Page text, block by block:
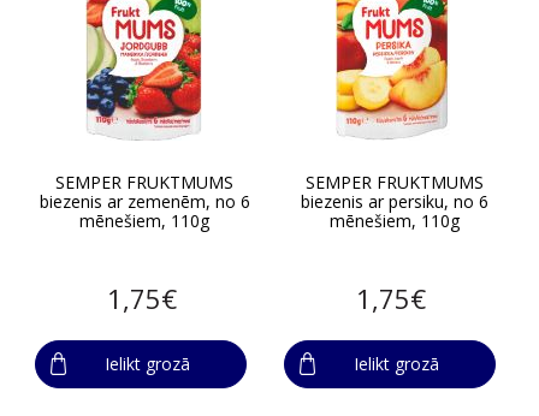
SEMPER FRUKTMUMS
biezenis ar zemenēm, no 6
mēnešiem, 110g
1,75€
Ielikt grozā
SEMPER FRUKTMUMS
biezenis ar persiku, no 6
mēnešiem, 110g
1,75€
Ielikt grozā